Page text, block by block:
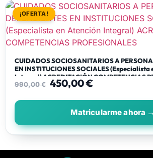
¡OFERTA!
CUIDADOS SOCIOSANITARIOS A
EN INSTITUCIONES SOCIALES (Especialista
Integral) ACREDITACIÓN COMPETENCIAS
990,00€ 450,00€